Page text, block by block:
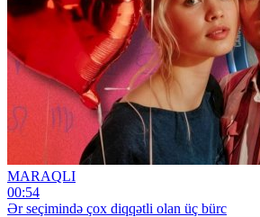
MARAQLI
00:54
Ər seçimində çox diqqətli olan üç bürc